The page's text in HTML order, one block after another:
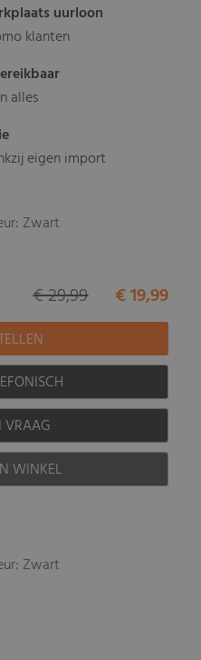
uurloon
klanten
alles
eigen import
Zwart
€ 19,99
€ 29,99
VRAAG
WINKEL
Zwart